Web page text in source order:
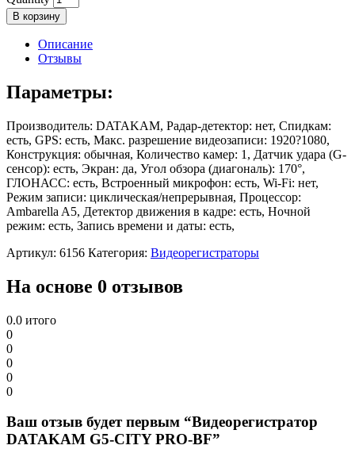
В корзину
Описание
Отзывы
Параметры:
Производитель: DATAKAM, Радар-детектор: нет, Спидкам:
есть, GPS: есть, Макс. разрешение видеозаписи: 1920?1080,
Конструкция: обычная, Количество камер: 1, Датчик удара (G-
сенсор): есть, Экран: да, Угол обзора (диагональ): 170°,
ГЛОНАСС: есть, Встроенный микрофон: есть, Wi-Fi: нет,
Режим записи: циклическая/непрерывная, Процессор:
Ambarella A5, Детектор движения в кадре: есть, Ночной
режим: есть, Запись времени и даты: есть,
Артикул: 6156 Категория: Видеорегистраторы
На основе 0 отзывов
0.0 итого
0
0
0
0
0
Ваш отзыв будет первым “Видеорегистратор
DATAKAM G5-CITY PRO-BF”